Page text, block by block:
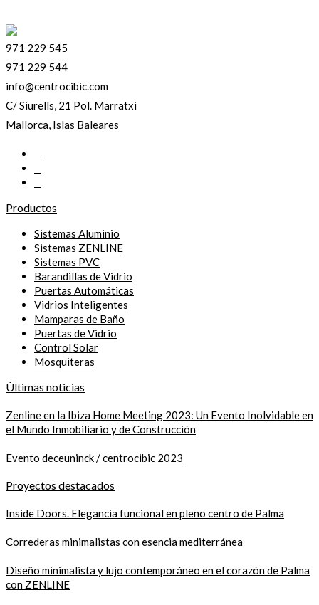
971 229 545
971 229 544
info@centrocibic.com
C/ Siurells, 21 Pol. Marratxi
Mallorca, Islas Baleares
Productos
Sistemas Aluminio
Sistemas ZENLINE
Sistemas PVC
Barandillas de Vidrio
Puertas Automáticas
Vidrios Inteligentes
Mamparas de Baño
Puertas de Vidrio
Control Solar
Mosquiteras
Últimas noticias
Zenline en la Ibiza Home Meeting 2023: Un Evento Inolvidable en
el Mundo Inmobiliario y de Construcción
Evento deceuninck / centrocibic 2023
Proyectos destacados
Inside Doors. Elegancia funcional en pleno centro de Palma
Correderas minimalistas con esencia mediterránea
Diseño minimalista y lujo contemporáneo en el corazón de Palma
con ZENLINE